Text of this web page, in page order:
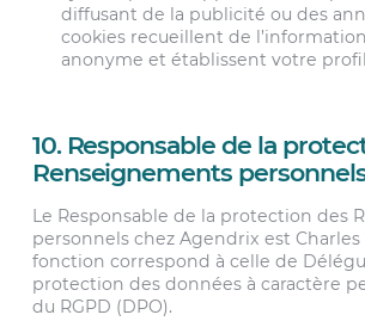
diffusant de la publicité ou des
cookies recueillent de
anonyme et établissent votre
10. Responsable de la
Renseignements
Le Responsable de la protection des
personnels chez Agendrix est Charles
fonction correspond à celle de
protection des données à caractère
du RGPD (DPO).